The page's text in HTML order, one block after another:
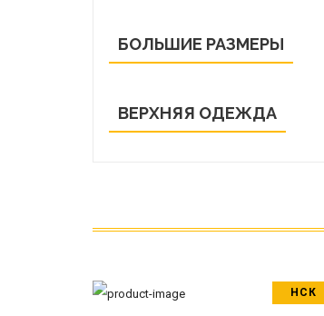
БОЛЬШИЕ РАЗМЕРЫ
ВЕРХНЯЯ ОДЕЖДА
НСК